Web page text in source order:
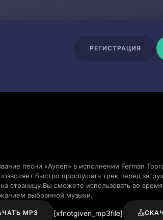
РЕГИСТРАЦИЯ
песни «Aynen» в исполнении Ferman
быстро прослушать трек перед
страницу Вы сможете использовать во
выбранной музыки.
MP3 [xfnotgiven_mp3file]